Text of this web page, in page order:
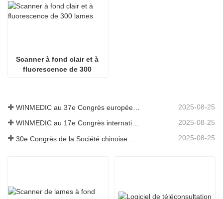
Scanner à fond clair et à
fluorescence de 300
2025-08-25
WINMEDIC au 17e Congrès international de toxicologie 2025-08-25
2025-08-25